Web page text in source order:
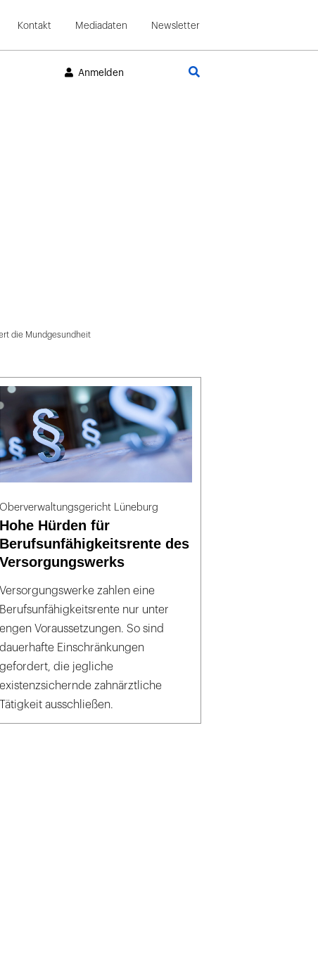
Kontakt Mediadaten Newsletter
Anmelden
die Mundgesundheit
Oberverwaltungsgericht Lüneburg
Hohe Hürden für
Berufsunfähigkeitsrente des
Versorgungswerks
Versorgungswerke zahlen eine
Berufsunfähigkeitsrente nur unter
engen Voraussetzungen. So sind
dauerhafte Einschränkungen
gefordert, die jegliche
existenzsichernde zahnärztliche
Tätigkeit ausschließen.